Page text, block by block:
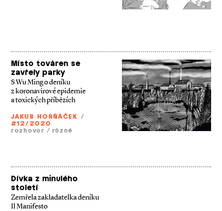
Místo továren se
zavřely parky
S Wu Ming o deníku
z koronavirové epidemie
a toxických příbězích
JAKUB HORŇÁČEK /
#12/2020
rozhovor / různé
Dívka z minulého
století
Zemřela zakladatelka deníku
Il Manifesto